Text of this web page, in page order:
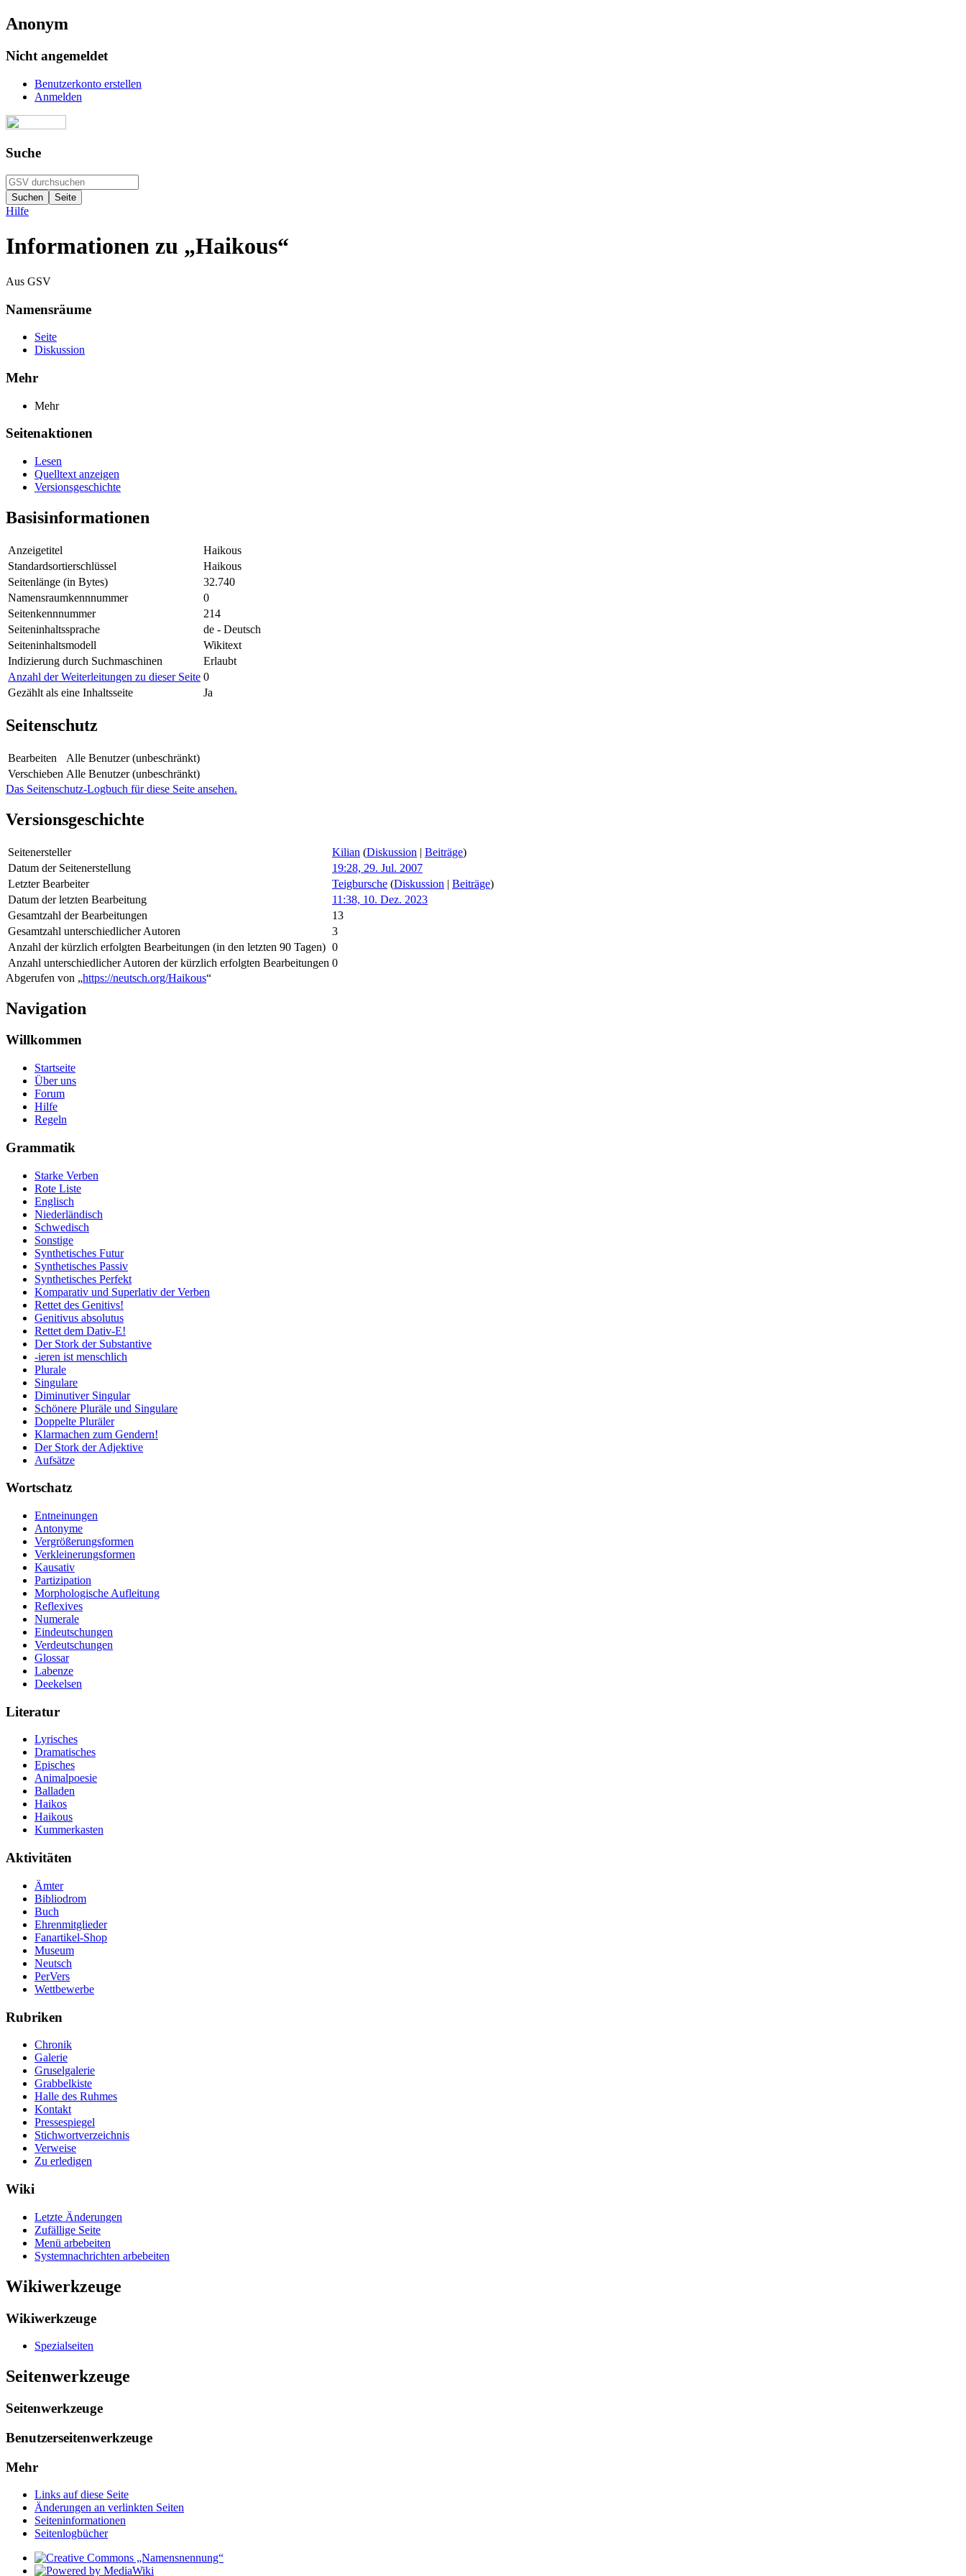
Anonym
Nicht angemeldet
Benutzerkonto erstellen
Anmelden
Suche
Hilfe
Informationen zu „Haikous“
Aus GSV
Namensräume
Seite
Diskussion
Mehr
Mehr
Seitenaktionen
Lesen
Quelltext anzeigen
Versionsgeschichte
Basisinformationen
Anzeigetitel
Haikous
Standardsortierschlüssel
Haikous
Seitenlänge (in Bytes)
32.740
Namensraumkennnummer
0
Seitenkennnummer
214
Seiteninhaltssprache
de - Deutsch
Seiteninhaltsmodell
Wikitext
Indizierung durch Suchmaschinen
Erlaubt
Anzahl der Weiterleitungen zu dieser Seite 0
Gezählt als eine Inhaltsseite
Ja
Seitenschutz
Bearbeiten
Alle Benutzer (unbeschränkt)
Verschieben Alle Benutzer (unbeschränkt)
Das Seitenschutz-Logbuch für diese Seite ansehen.
Versionsgeschichte
Seitenersteller Kilian (Diskussion | Beiträge)
Datum der Seitenerstellung
19:28, 29. Jul. 2007
Letzter Bearbeiter
Teigbursche (Diskussion | Beiträge)
Datum der letzten Bearbeitung
11:38, 10. Dez. 2023
Gesamtzahl der Bearbeitungen
13
Gesamtzahl unterschiedlicher Autoren
3
Anzahl der kürzlich erfolgten Bearbeitungen (in den letzten 90 Tagen) 0
Anzahl unterschiedlicher Autoren der kürzlich erfolgten Bearbeitungen 0
Abgerufen von „https://neutsch.org/Haikous“
Navigation
Willkommen
Startseite
Über uns
Forum
Hilfe
Regeln
Grammatik
Starke Verben
Rote Liste
Englisch
Niederländisch
Schwedisch
Sonstige
Synthetisches Futur
Synthetisches Passiv
Synthetisches Perfekt
Komparativ und Superlativ der Verben
Rettet des Genitivs!
Genitivus absolutus
Rettet dem Dativ-E!
Der Stork der Substantive
-ieren ist menschlich
Plurale
Singulare
Diminutiver Singular
Schönere Pluräle und Singulare
Doppelte Pluräler
Klarmachen zum Gendern!
Der Stork der Adjektive
Aufsätze
Wortschatz
Entneinungen
Antonyme
Vergrößerungsformen
Verkleinerungsformen
Kausativ
Partizipation
Morphologische Aufleitung
Reflexives
Numerale
Eindeutschungen
Verdeutschungen
Glossar
Labenze
Deekelsen
Literatur
Lyrisches
Dramatisches
Episches
Animalpoesie
Balladen
Haikos
Haikous
Kummerkasten
Aktivitäten
Ämter
Bibliodrom
Buch
Ehrenmitglieder
Fanartikel-Shop
Museum
Neutsch
PerVers
Wettbewerbe
Rubriken
Chronik
Galerie
Gruselgalerie
Grabbelkiste
Halle des Ruhmes
Kontakt
Pressespiegel
Stichwortverzeichnis
Verweise
Zu erledigen
Wiki
Letzte Änderungen
Zufällige Seite
Menü arbebeiten
Systemnachrichten arbebeiten
Wikiwerkzeuge
Wikiwerkzeuge
Spezialseiten
Seitenwerkzeuge
Seitenwerkzeuge
Benutzerseitenwerkzeuge
Mehr
Links auf diese Seite
Änderungen an verlinkten Seiten
Seiten­­informationen
Seitenlogbücher